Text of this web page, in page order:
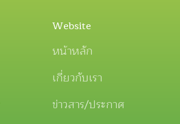
Website
หน้าหลัก
เกี่ยวกับเรา
ข่าวสาร/ประกาศ